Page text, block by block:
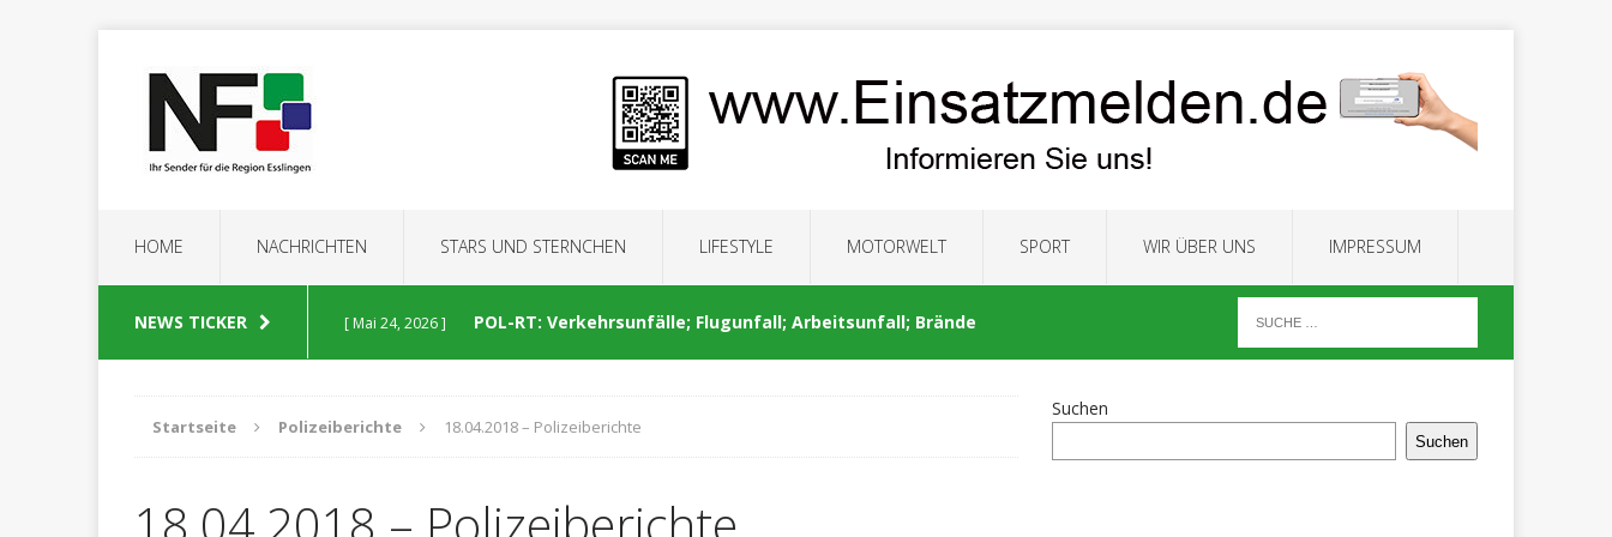
HOME NACHRICHTEN STARS UND STERNCHEN LIFESTYLE MOTORWELT SPORT WIR ÜBER UNS IMPRESSUM
NEWS TICKER [ Mai 24, 2026 ] POL-RT: Verkehrsunfälle; Flugunfall; Arbeitsunfall; Brände
POLIZEIBERICHTE
Startseite Polizeiberichte 18.04.2018 – Polizeiberichte
Suchen
Suchen